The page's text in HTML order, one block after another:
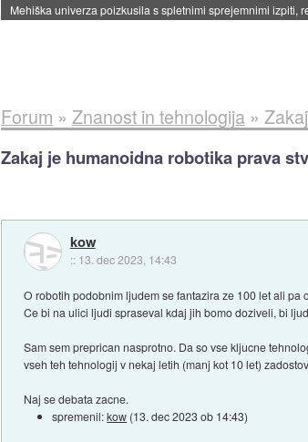
Evropska vesoljska agencija razvija svojo raketo za
Forum » Znanost in tehnologija»
Zakaj je humanoidna robotika prava
kow
:: 13. dec 2023, 14:43
O robotih podobnim ljudem se fantazira ze 100 let ali
Ce bi na ulici ljudi spraseval kdaj jih bomo doziveli, bi
Sam sem preprican nasprotno. Da so vse kljucne
vseh teh tehnologij v nekaj letih (manj kot 10 let)
Naj se debata zacne.
spremenil:kow (13. dec 2023 ob 14:43)